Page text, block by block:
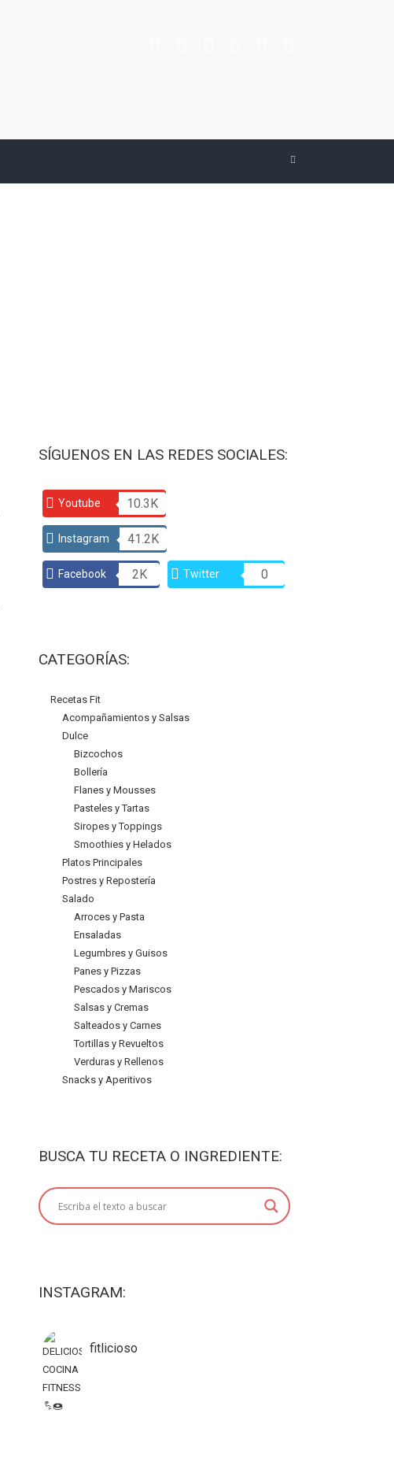
SÍGUENOS EN LAS REDES SOCIALES:
Youtube 10.3K
Instagram 41.2K
Facebook 2K Twitter 0
CATEGORÍAS:
Recetas Fit
Acompañamientos y Salsas
Dulce
Bizcochos
Bollería
Flanes y Mousses
Pasteles y Tartas
Siropes y Toppings
Smoothies y Helados
Platos Principales
Postres y Repostería
Salado
Arroces y Pasta
Ensaladas
Legumbres y Guisos
Panes y Pizzas
Pescados y Mariscos
Salsas y Cremas
Salteados y Carnes
Tortillas y Revueltos
Verduras y Rellenos
Snacks y Aperitivos
BUSCA TU RECETA O INGREDIENTE:
INSTAGRAM:
fitlicioso